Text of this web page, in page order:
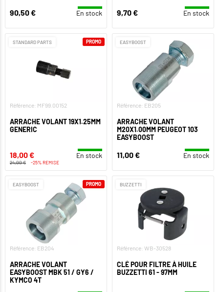
90,50 € En stock 9,70 € En stock
STANDARD PARTS
Référence: MF99.00152
ARRACHE VOLANT 19X1.25MM
GENERIC
18,00 € En stock
24,00 € -25% REMISE
PROMO EASYBOOST
Référence: EB205
ARRACHE VOLANT
M20X1.00MM PEUGEOT 103
EASYBOOST
11,00 € En stock
EASYBOOST
Référence: EB204
ARRACHE VOLANT
EASYBOOST MBK 51 / GY6 /
KYMCO 4T
PROMO BUZZETTI
Référence: WB-30528
CLÉ POUR FILTRE À HUILE
BUZZETTI 61 - 97MM